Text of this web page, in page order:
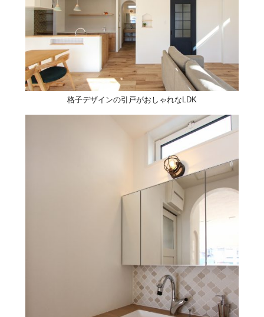
格子デザインの引戸がおしゃれなLDK